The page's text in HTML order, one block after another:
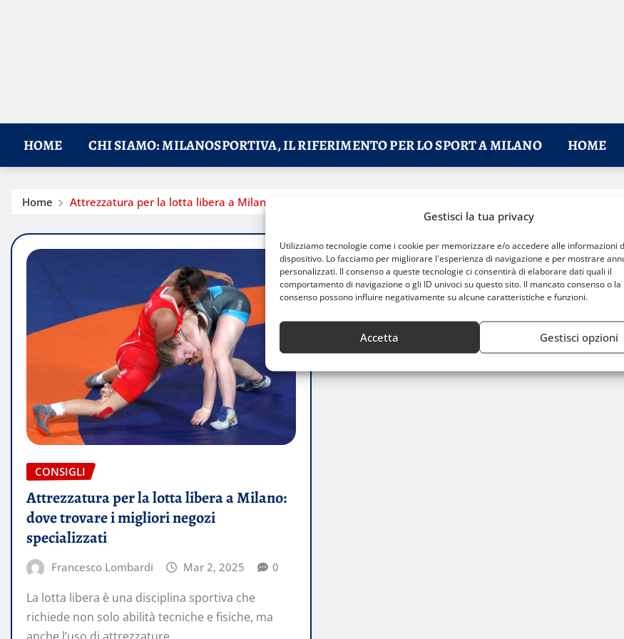
Gestisci la tua privacy
Utilizziamo tecnologie come i cookie per memorizzare e/o accedere alle informazioni
dispositivo. Lo facciamo per migliorare l'esperienza di navigazione e per mostrare
personalizzati. Il consenso a queste tecnologie ci consentirà di elaborare dati quali il
comportamento di navigazione o gli ID univoci su questo sito. Il mancato consenso o la
consenso possono influire negativamente su alcune caratteristiche e funzioni.
Accetta Gestisci opzioni
HOME CHI SIAMO: MILANOSPORTIVA, IL RIFERIMENTO PER LO SPORT A MILANO HOME
Home Attrezzatura per la lotta libera a Milano: dove trovare i migliori negozi specializzati
CONSIGLI
Attrezzatura per la lotta libera a Milano:
dove trovare i migliori negozi
specializzati
Francesco Lombardi Mar 2, 2025 0
La lotta libera è una disciplina sportiva che
richiede non solo abilità tecniche e fisiche, ma